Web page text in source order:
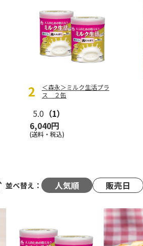
＜森永＞ミルク生活プラ
ス ２缶
5.0 （1）
6,040円
(送料・税込)
並べ替え： 人気順 販売日